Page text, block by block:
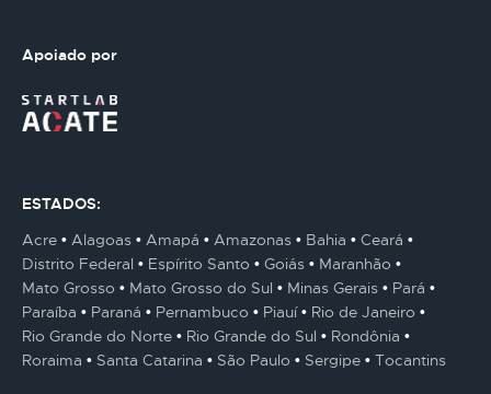
Apoiado por
ESTADOS:
Acre
Alagoas Amapá Amazonas Bahia
Ceará
Distrito Federal
Espírito Santo Goiás
Maranhão
Mato Grosso
Mato Grosso do Sul Minas Gerais
Pará
Paraíba
Paraná Pernambuco Piauí
Rio de Janeiro
Rio Grande do Norte
Rio Grande do Sul
Rondônia
Roraima
Santa Catarina São Paulo Sergipe Tocantins